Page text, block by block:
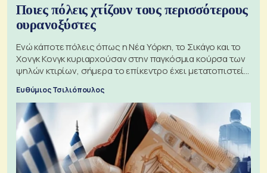
Ποιες πόλεις χτίζουν τους περισσότερους
ουρανοξύστες
Ενώ κάποτε πόλεις όπως η Νέα Υόρκη, το Σικάγο και το
Χονγκ Κονγκ κυριαρχούσαν στην παγκόσμια κούρσα των
ψηλών κτιρίων, σήμερα το επίκεντρο έχει μετατοπιστεί
Ευθύμιος Τσιλιόπουλος